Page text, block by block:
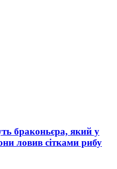
браконьєра, який у
ловив сітками рибу